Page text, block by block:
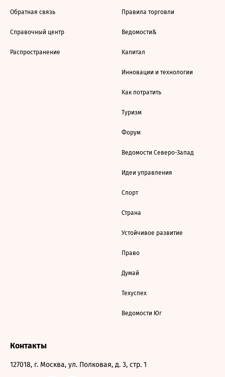
Обратная связь
Справочный центр
Распространение
Правила торговли
Ведомости&
Капитал
Инновации и технологии
Как потратить
Туризм
Форум
Ведомости Северо-Запад
Идеи управления
Спорт
Страна
Устойчивое развитие
Право
Думай
Техуспех
Ведомости Юг
Контакты
127018, г. Москва, ул. Полковая, д. 3, стр. 1